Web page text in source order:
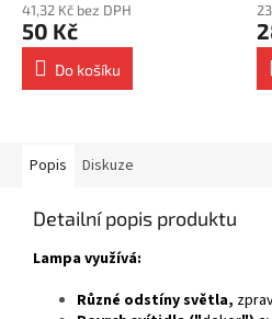
41,32 Kč bez DPH
50 Kč
Do košíku
Popis Diskuze
Detailní popis produktu
Lampa využívá:
Různé odstíny světla,